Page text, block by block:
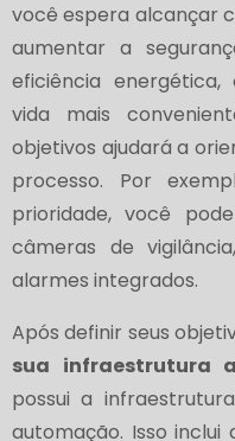
você espera alcançar
aumentar a
eficiência
vida mais
objetivos ajudará a
processo. Por
prioridade, você
câmeras de
alarmes integrados.
Após definir seus
sua infraestrutura
possui a
automação. Isso inclui